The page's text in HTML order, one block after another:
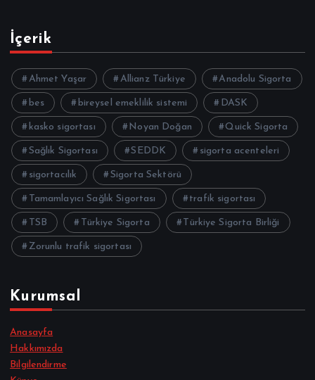
İçerik
Ahmet Yaşar Allianz Türkiye Anadolu Sigorta
bes bireysel emeklilik sistemi DASK
kasko sigortası Noyan Doğan Quick Sigorta
Sağlık Sigortası SEDDK sigorta acenteleri
sigortacılık Sigorta Sektörü
Tamamlayıcı Sağlık Sigortası trafik sigortası
TSB Türkiye Sigorta Türkiye Sigorta Birliği
Zorunlu trafik sigortası
Kurumsal
Anasayfa
Hakkımızda
Bilgilendirme